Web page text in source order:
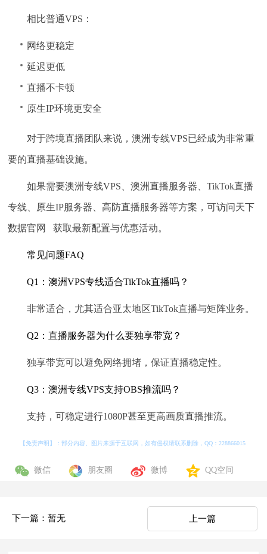
相比普通VPS：
网络更稳定
延迟更低
直播不卡顿
原生IP环境更安全
对于跨境直播团队来说，澳洲专线VPS已经成为非常重
要的直播基础设施。
如果需要澳洲专线VPS、澳洲直播服务器、TikTok直播
专线、原生IP服务器、高防直播服务器等方案，可访问天下
数据官网 获取最新配置与优惠活动。
常见问题FAQ
Q1：澳洲VPS专线适合TikTok直播吗？
非常适合，尤其适合亚太地区TikTok直播与矩阵业务。
Q2：直播服务器为什么要独享带宽？
独享带宽可以避免网络拥堵，保证直播稳定性。
Q3：澳洲专线VPS支持OBS推流吗？
支持，可稳定进行1080P甚至更高画质直播推流。
【免责声明】：部分内容、图片来源于互联网，如有侵权请联系删除，QQ：228866015
微信 朋友圈 微博 QQ空间
下一篇：暂无 上一篇